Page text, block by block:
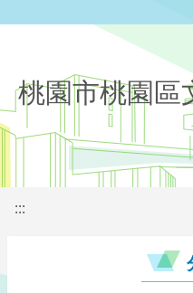
桃園市桃園區
:::